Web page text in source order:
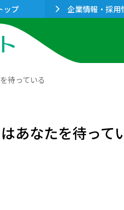
ップ 企業情報・採用
待っている
あなたを待って